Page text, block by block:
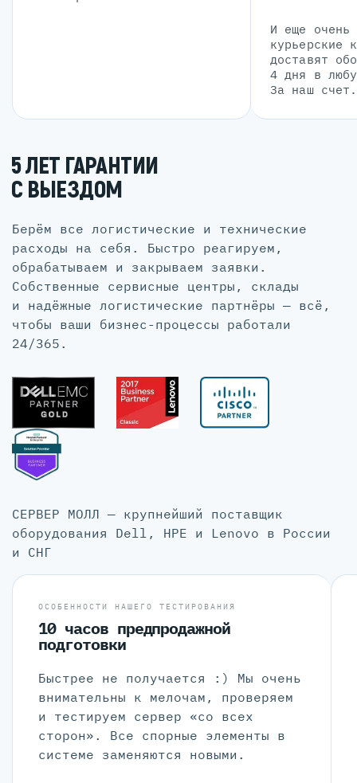
И еще очень
курьерские
доставят
4 дня в
За наш счет.
5 ЛЕТ ГАРАНТИИ
С ВЫЕЗДОМ
Берём все логистические и технические
расходы на себя. Быстро реагируем,
обрабатываем и закрываем заявки.
Собственные сервисные центры, склады
и надёжные логистические партнёры — всё,
чтобы ваши бизнес-процессы работали
24/365.
СЕРВЕР МОЛЛ — крупнейший поставщик
оборудования Dell, HPE и Lenovo в России
и СНГ
ОСОБЕННОСТИ НАШЕГО ТЕСТИРОВАНИЯ
10 часов предпродажной
подготовки
Быстрее не получается :) Мы очень
внимательны к мелочам, проверяем
и тестируем сервер «со всех
сторон». Все спорные элементы в
системе заменяются новыми.